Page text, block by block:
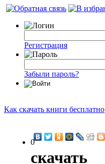
Регистрация
Забыли пароль?
Как скачать книги бесплатно
0
скачать